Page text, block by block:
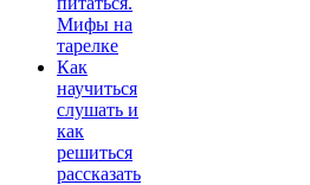
Как
научиться
слушать и
как
решиться
рассказать